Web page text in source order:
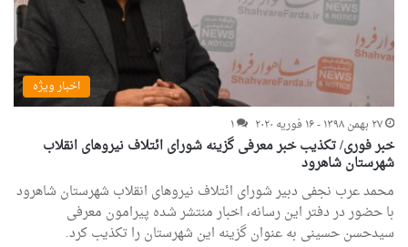
اخبار ویژه
۲۷ بهمن ۱۳۹۸ - ۱۶ فوریه ۲۰۲۰
۱
خبر فوری/ تکذیب خبر معرفی گزینه شورای ائتلاف نیروهای انقلاب
شهرستان شاهرود
محمد عرب نجفی دبیر شورای ائتلاف نیروهای انقلاب شهرستان شاهرود
با حضور در دفتر این رسانه، اخبار منتشر شده پیرامون معرفی
سیدحسن حسینی به عنوان گزینه این شهرستان را تکذیب کرد.